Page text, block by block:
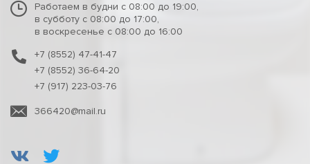
Работаем в будни с 08:00 до 19:00,
в субботу с 08:00 до 17:00,
в воскресенье с 08:00 до 16:00
+7 (8552) 47-41-47
+7 (8552) 36-64-20
+7 (917) 223-03-76
366420@mail.ru